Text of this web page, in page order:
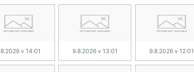
v 14:01 9.8.2026 v 13:01 9.8.2026 v 12:01